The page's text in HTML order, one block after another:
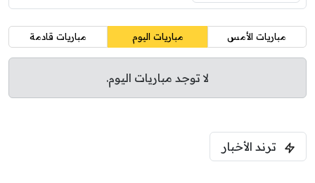
مباريات الأمس مباريات اليوم مباريات قادمة
لا توجد مباريات اليوم.
ترند الأخبار